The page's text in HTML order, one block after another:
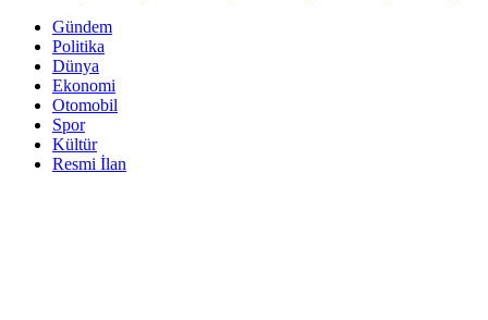
Gündem
Politika
Dünya
Ekonomi
Otomobil
Spor
Kültür
Resmi İlan